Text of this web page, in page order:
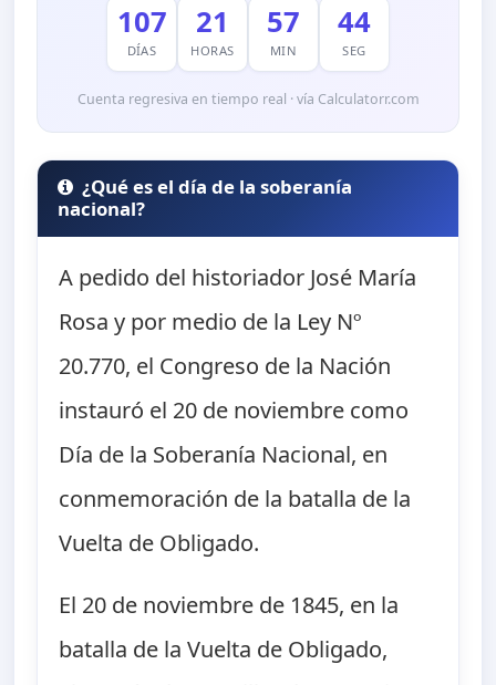
107
DÍAS
21
HORAS
57
MIN
43
SEG
Cuenta regresiva en tiempo real · vía Calculatorr.com
¿Qué es el día de la soberanía
nacional?
A pedido del historiador José María
Rosa y por medio de la Ley Nº
20.770, el Congreso de la Nación
instauró el 20 de noviembre como
Día de la Soberanía Nacional, en
conmemoración de la batalla de la
Vuelta de Obligado.
El 20 de noviembre de 1845, en la
batalla de la Vuelta de Obligado,